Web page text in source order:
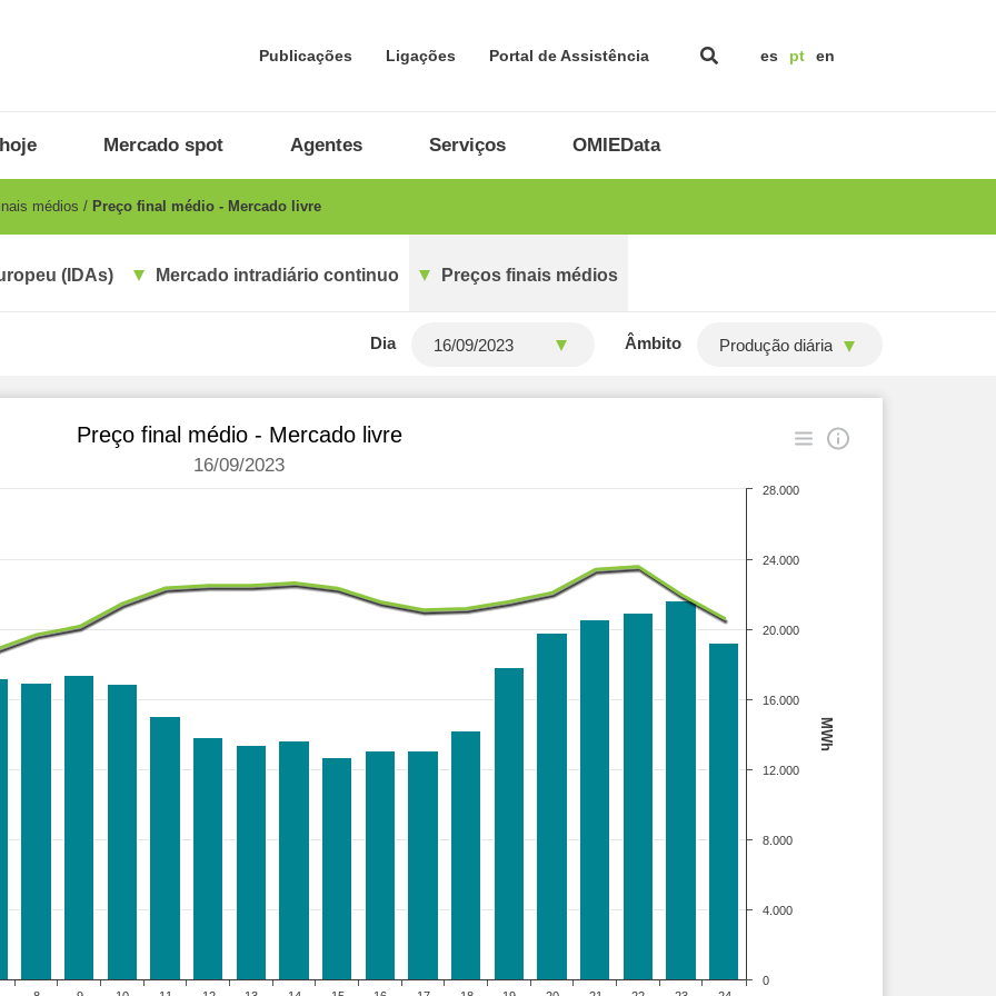
Publicações Ligações Portal de Assistência es pt en
Mercado spot Agentes Serviços OMIEData
médios Preço final médio - Mercado livre
(IDAs) Mercado intradiário continuo Preços finais médios
Dia Âmbito Produção diária
MWh
Preço final médio - Mercado livre
16/09/2023
0
4.000
8.000
12.000
16.000
20.000
24.000
28.000